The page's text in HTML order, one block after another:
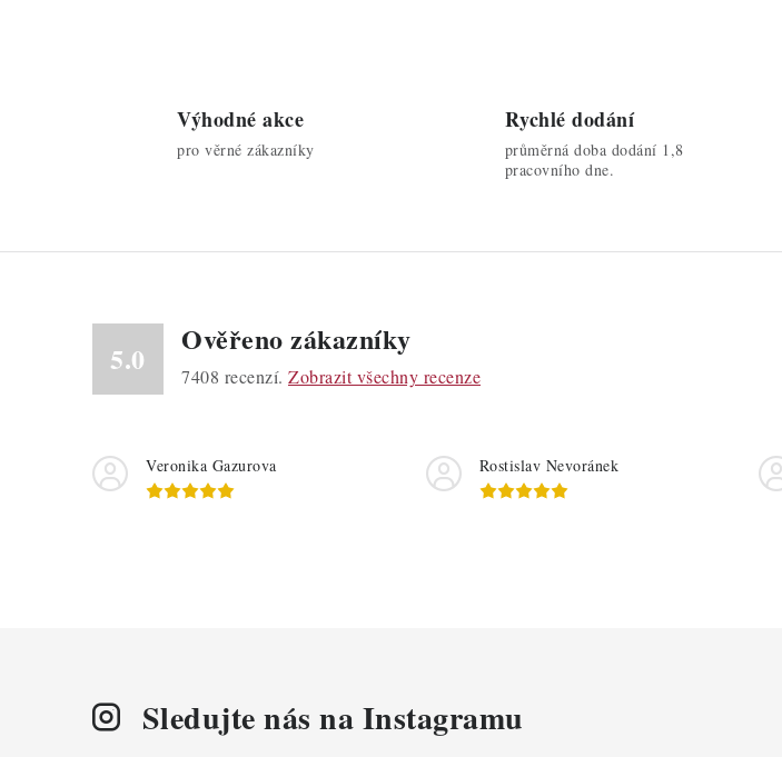
v
Výhodné akce
pro věrné zákazníky
Rychlé dodání
průměrná doba dodání 1,8
pracovního dne.
5.0
Ověřeno zákazníky
7408 recenzí. Zobrazit všechny recenze
Veronika Gazurova Rostislav Nevoránek
Sledujte nás na Instagramu